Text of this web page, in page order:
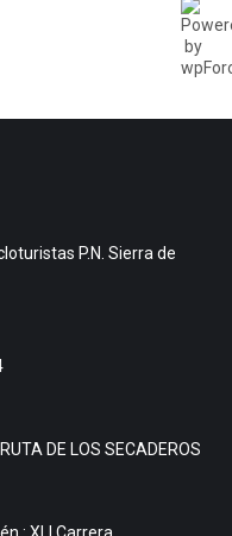
P.N. Sierra de
DE LOS SECADEROS